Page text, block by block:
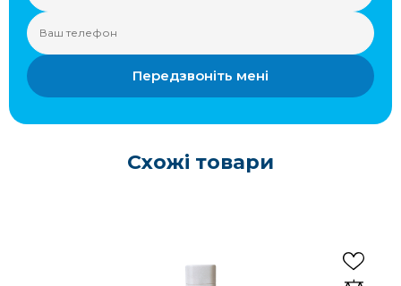
Передзвоніть мені
Схожі товари